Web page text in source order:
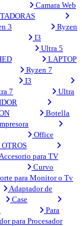
Camara Web
3
Ryzen
I3
Ultra 5
LAPTOP
Ryzen 7
I3
7
Ultra
Botella
Office
OTROS
Accesorio para TV
Curvo
para Monitor o Tv
Adaptador de
Case
Para
para Procesador